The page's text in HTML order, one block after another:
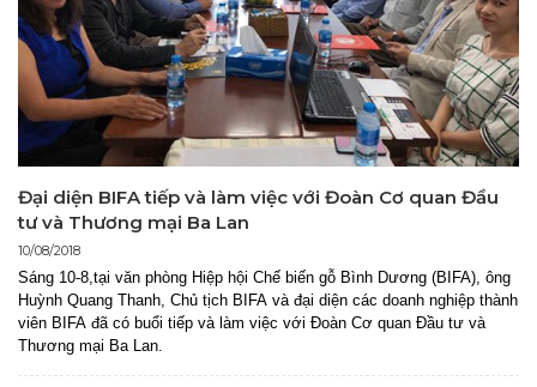
Đại diện BIFA tiếp và làm việc với Đoàn Cơ quan Đầu
tư và Thương mại Ba Lan
10/08/2018
Sáng 10-8, tại văn phòng Hiệp hội Chế biến gỗ Bình Dương (BIFA), ông
Huỳnh Quang Thanh, Chủ tịch BIFA và đại diện các doanh nghiệp thành
viên BIFA đã có buổi tiếp và làm việc với Đoàn Cơ quan Đầu tư và
Thương mại Ba Lan.